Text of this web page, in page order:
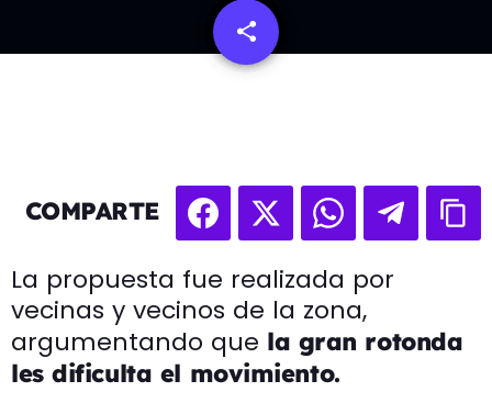
share
email
COMPARTE
La propuesta fue realizada por
vecinas y vecinos de la zona,
argumentando que la gran rotonda
les dificulta el movimiento.